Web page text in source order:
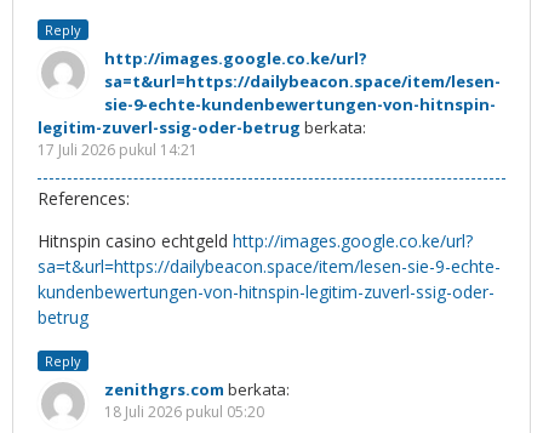
Reply
http://images.google.co.ke/url?
sa=t&url=https://dailybeacon.space/item/lesen-
sie-9-echte-kundenbewertungen-von-hitnspin-
legitim-zuverl-ssig-oder-betrug berkata:
17 Juli 2026 pukul 14:21
References:
Hitnspin casino echtgeld http://images.google.co.ke/url?
sa=t&url=https://dailybeacon.space/item/lesen-sie-9-echte-
kundenbewertungen-von-hitnspin-legitim-zuverl-ssig-oder-
betrug
Reply
zenithgrs.com berkata:
18 Juli 2026 pukul 05:20